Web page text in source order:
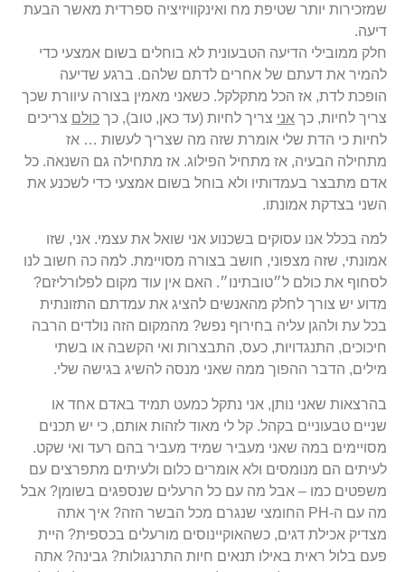
שמזכירות יותר שטיפת מח ואינקוויזיציה ספרדית מאשר הבעת
דיעה.
חלק ממובילי הדיעה הטבעונית לא בוחלים בשום אמצעי כדי
להמיר את דעתם של אחרים לדתם שלהם. ברגע שדיעה
הופכת לדת, אז הכל מתקלקל. כשאני מאמין בצורה עיוורת שכך
צריך לחיות, כך אני צריך לחיות (עד כאן, טוב), כך כולם צריכים
לחיות כי הדת שלי אומרת שזה מה שצריך לעשות … אז
מתחילה הבעיה, אז מתחיל הפילוג. אז מתחילה גם השנאה. כל
אדם מתבצר בעמדותיו ולא בוחל בשום אמצעי כדי לשכנע את
השני בצדקת אמונתו.
למה בכלל אנו עסוקים בשכנוע אני שואל את עצמי. אני, שזו
אמונתי, שזה מצפוני, חושב בצורה מסויימת. למה כה חשוב לנו
לסחוף את כולם ל״טובתינו״. האם אין עוד מקום לפלורליזם?
מדוע יש צורך לחלק מהאנשים להציג את עמדתם התזונתית
בכל עת ולהגן עליה בחירוף נפש? מהמקום הזה נולדים הרבה
חיכוכים, התנגדויות, כעס, התבצרות ואי הקשבה או בשתי
מילים, הדבר ההפוך ממה שאני מנסה להשיג בגישה שלי.
בהרצאות שאני נותן, אני נתקל כמעט תמיד באדם אחד או
שניים טבעוניים בקהל. קל לי מאוד לזהות אותם, כי יש תכנים
מסויימים במה שאני מעביר שמיד מעביר בהם רעד ואי שקט.
לעיתים הם מנומסים ולא אומרים כלום ולעיתים מתפרצים עם
משפטים כמו – אבל מה עם כל הרעלים שנספגים בשומן? אבל
מה עם ה-PH החומצי שנגרם מכל הבשר הזה? איך אתה
מצדיק אכילת דגים, כשהאוקיינוסים מורעלים בכספית? היית
פעם בלול ראית באילו תנאים חיות התרנגולות? גבינה? אתה